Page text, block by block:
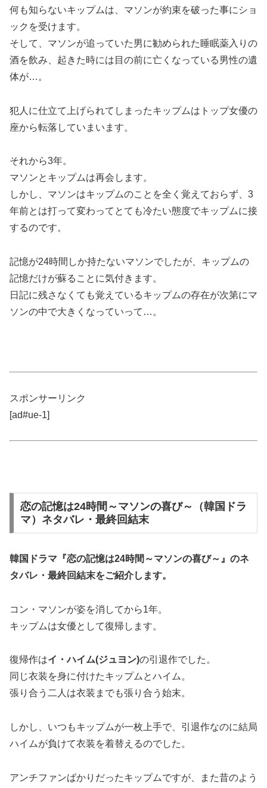
何も知らないキップムは、マソンが約束を破った事にショ
ックを受けます。
そして、マソンが追っていた男に勧められた睡眠薬入りの
酒を飲み、起きた時には目の前に亡くなっている男性の遺
体が…。
犯人に仕立て上げられてしまったキップムはトップ女優の
座から転落していまいます。
それから3年。
マソンとキップムは再会します。
しかし、マソンはキップムのことを全く覚えておらず、3
年前とは打って変わってとても冷たい態度でキップムに接
するのです。
記憶が24時間しか持たないマソンでしたが、キップムの
記憶だけが蘇ることに気付きます。
日記に残さなくても覚えているキップムの存在が次第にマ
ソンの中で大きくなっていって…。
スポンサーリンク
[ad#ue-1]
恋の記憶は24時間～マソンの喜び～（韓国ドラ
マ）ネタバレ・最終回結末
韓国ドラマ『恋の記憶は24時間～マソンの喜び～』のネ
タバレ・最終回結末をご紹介します。
コン・マソンが姿を消してから1年。
キップムは女優として復帰します。
復帰作はイ・ハイム(ジュヨン)の引退作でした。
同じ衣装を身に付けたキップムとハイム。
張り合う二人は衣装までも張り合う始末。
しかし、いつもキップムが一枚上手で、引退作なのに結局
ハイムが負けて衣装を着替えるのでした。
アンチファンばかりだったキップムですが、また昔のよう